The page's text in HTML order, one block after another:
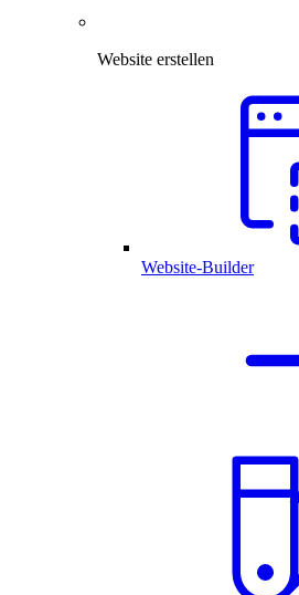
Website erstellen
Website-Builder